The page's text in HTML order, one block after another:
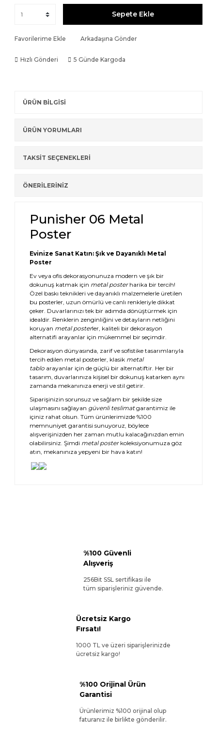
Sepete Ekle
Favorilerime Ekle Arkadaşına Gönder
Hızlı Gönderi 5 Günde Kargoda
ÜRÜN BİLGİSİ
ÜRÜN YORUMLARI
TAKSİT SEÇENEKLERİ
ÖNERİLERİNİZ
Punisher 06 Metal
Poster
Evinize Sanat Katın: Şık ve Dayanıklı Metal
Poster
Ev veya ofis dekorasyonunuza modern ve şık bir
dokunuş katmak için metal posterharika bir tercih!
Özel baskı teknikleri ve dayanıklı malzemelerle üretilen
bu posterler, uzun ömürlü ve canlı renkleriyle dikkat
çeker. Duvarlarınızı tek bir adımda dönüştürmek için
idealdir. Renklerin zenginliğini ve detayların netliğini
koruyan metal posterler, kaliteli bir dekorasyon
alternatifi arayanlar için mükemmel bir seçimdir.
Dekorasyon dünyasında, zarif ve sofistike tasarımlarıyla
tercih edilen metal posterler, klasik metal
tablo arayanlar için de güçlü bir alternatiftir. Her bir
tasarım, duvarlarınıza kişisel bir dokunuş katarken aynı
zamanda mekanınıza enerji ve stil getirir.
Siparişinizin sorunsuz ve sağlam bir şekilde size
ulaşmasını sağlayan güvenli teslimatgarantimiz ile
içiniz rahat olsun. Tüm ürünlerimizde %100
memnuniyet garantisi sunuyoruz, böylece
alışverişinizden her zaman mutlu kalacağınızdan emin
olabilirsiniz. Şimdi metal posterkoleksiyonumuza göz
atın, mekanınıza yepyeni bir hava katın!
%100 Güvenli
Alışveriş
256Bit SSL sertifikası ile
tüm siparişleriniz güvende.
Ücretsiz Kargo
Fırsatı!
1000 TL ve üzeri siparişlerinizde
ücretsiz kargo!
%100 Orijinal Ürün
Garantisi
Ürünlerimiz %100 orijinal olup
faturanız ile birlikte gönderilir.